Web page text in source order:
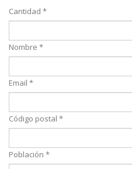
Cantidad *
Nombre *
Email *
Código postal *
Población *